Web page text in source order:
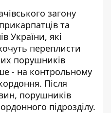
загону
та
України, які
переплисти
порушників
- на контрольному
Після
порушників
підрозділу.